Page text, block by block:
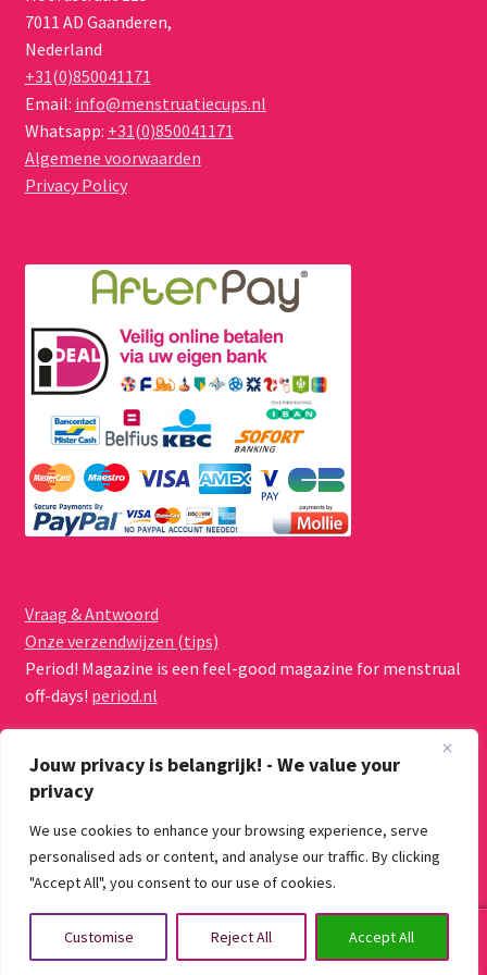
Jouw privacy is belangrijk! - We value your
privacy
We use cookies to enhance your browsing experience, serve
personalised ads or content, and analyse our traffic. By clicking
"Accept All", you consent to our use of cookies.
Customise Reject All Accept All
7011 AD Gaanderen,
Nederland
+31(0)850041171
Email: info@menstruatiecups.nl
Whatsapp: +31(0)850041171
Algemene voorwaarden
Privacy Policy
Vraag & Antwoord
Onze verzendwijzen (tips)
Period! Magazine is een feel-good magazine for menstrual
off-days! period.nl
© Menstruatiecups.nl 2026
Algemene voorwaarden
Gebouwd met WooCommerce.
Zoeken
Zoeken